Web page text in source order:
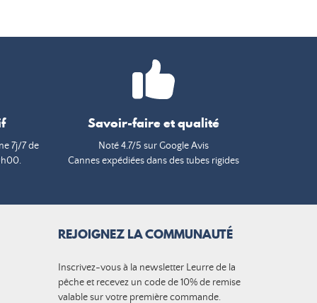
7j/7 de
Savoir-faire et qualité
Noté 4.7/5 sur Google Avis
Cannes expédiées dans des tubes rigides
REJOIGNEZ LA COMMUNAUTÉ
Inscrivez-vous à la newsletter Leurre de la
pêche et recevez un code de 10% de remise
valable sur votre première commande.